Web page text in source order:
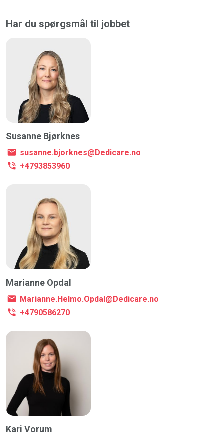
Har du spørgsmål til jobbet
Susanne Bjørknes
susanne.bjorknes@Dedicare.no
+4793853960
Marianne Opdal
Marianne.Helmo.Opdal@Dedicare.no
+4790586270
Kari Vorum